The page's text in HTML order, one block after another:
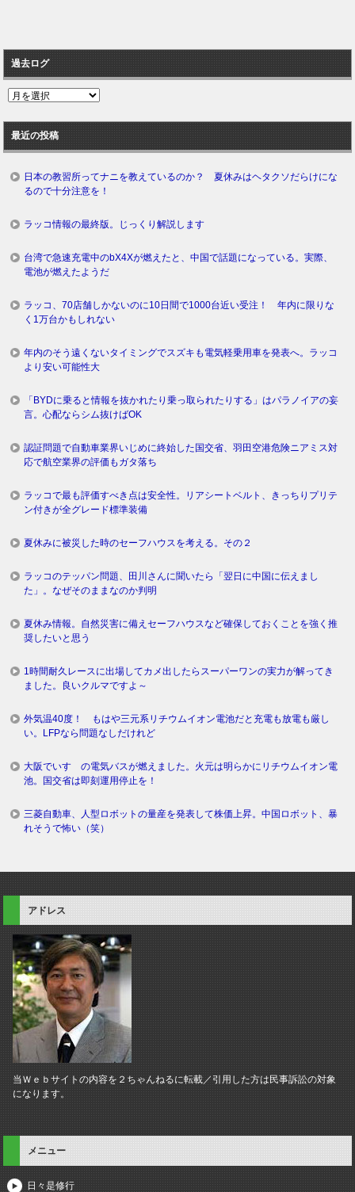
過去ログ
過
ロ
グ
最近の投稿
日本の教習所ってナニを教えているのか？ 夏休みはヘタクソだらけにな
るので十分注意を！
ラッコ情報の最終版。じっくり解説します
台湾で急速充電中のbX4Xが燃えたと、中国で話題になっている。実際、
電池が燃えたようだ
ラッコ、70店舗しかないのに10日間で1000台近い受注！ 年内に限りな
く1万台かもしれない
年内のそう遠くないタイミングでスズキも電気軽乗用車を発表へ。ラッコ
より安い可能性大
「BYDに乗ると情報を抜かれたり乗っ取られたりする」はパラノイアの妄
言。心配ならシム抜けばOK
認証問題で自動車業界いじめに終始した国交省、羽田空港危険ニアミス対
応で航空業界の評価もガタ落ち
ラッコで最も評価すべき点は安全性。リアシートベルト、きっちりプリテ
ン付きが全グレード標準装備
夏休みに被災した時のセーフハウスを考える。その２
ラッコのテッパン問題、田川さんに聞いたら「翌日に中国に伝えまし
た」。なぜそのままなのか判明
夏休み情報。自然災害に備えセーフハウスなど確保しておくことを強く推
奨したいと思う
1時間耐久レースに出場してカメ出したらスーパーワンの実力が解ってき
ました。良いクルマですよ～
外気温40度！ もはや三元系リチウムイオン電池だと充電も放電も厳し
い。LFPなら問題なしだけれど
大阪でいすゞの電気バスが燃えました。火元は明らかにリチウムイオン電
池。国交省は即刻運用停止を！
三菱自動車、人型ロボットの量産を発表して株価上昇。中国ロボット、暴
れそうで怖い（笑）
アドレス
当Ｗｅｂサイトの内容を２ちゃんねるに転載／引用した方は民事訴訟の対象
になります。
メニュー
日々是修行